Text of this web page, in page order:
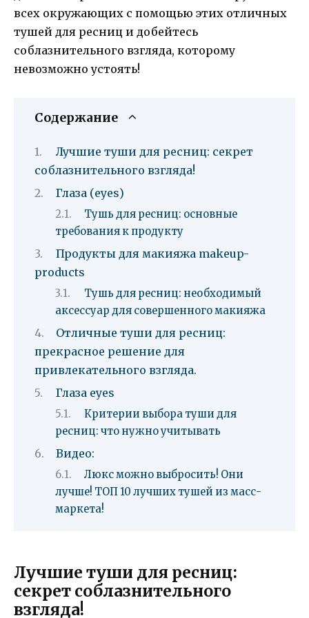
всех окружающих с помощью этих отличных
тушей для ресниц и добейтесь
соблазнительного взгляда, которому
невозможно устоять!
Содержание
Лучшие туши для ресниц: секрет
соблазнительного взгляда!
Глаза (eyes)
Тушь для ресниц: основные
требования к продукту
Продукты для макияжа makeup-
products
Тушь для ресниц: необходимый
аксессуар для совершенного макияжа
Отличные туши для ресниц:
прекрасное решение для
привлекательного взгляда.
Глаза eyes
Критерии выбора туши для
ресниц: что нужно учитывать
Видео:
Люкс можно выбросить! Они
лучше! ТОП 10 лучших тушей из масс-
маркета!
Лучшие туши для ресниц:
секрет соблазнительного
взгляда!